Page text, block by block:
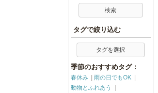
タグで絞り込む
タグを選択
季節のおすすめタグ：
春休み
雨の日でもOK
動物とふれあう